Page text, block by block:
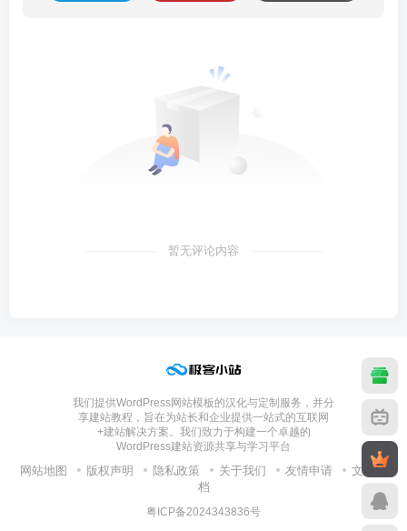
暂无评论内容
我们提供WordPress网站模板的汉化与定制服务，并分
享建站教程，旨在为站长和企业提供一站式的互联网
+建站解决方案。我们致力于构建一个卓越的
WordPress建站资源共享与学习平台
网站地图 版权声明 隐私政策 关于我们 友情申请
文章归
档
粤ICP备2024343836号